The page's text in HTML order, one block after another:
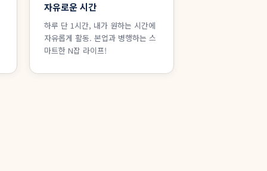
자유로운 시간
하루 단 1시간, 내가 원하는 시간에
자유롭게 활동. 본업과 병행하는 스
마트한 N잡 라이프!